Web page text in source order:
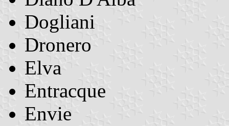
Dogliani
Dronero
Elva
Entracque
Envie